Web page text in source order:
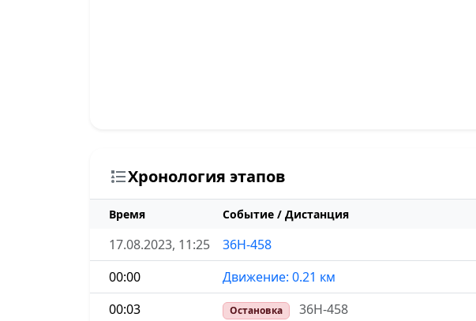
Хронология этапов
Время Событие / Дистанция
17.08.2023, 11:25
36Н-458
00:00
Движение: 0.21 км
00:03
Остановка 36Н-458